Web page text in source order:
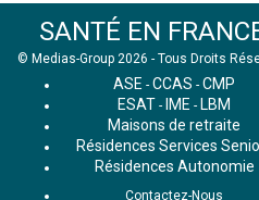
SANTÉ EN
© Medias-Group 2026 - Tous Droits
ASE - CCAS - CMP
ESAT - IME - LBM
Maisons de retraite
Résidences Services
Résidences Autonomie
Contactez-Nous